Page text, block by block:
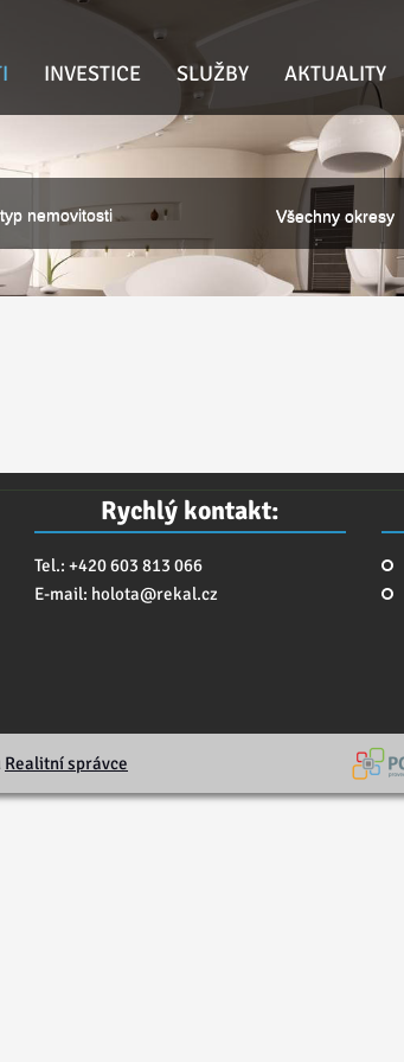
INVESTICE SLUŽBY AKTUALITY
nemovitosti Všechny okresy
Rychlý kontakt:
Tel.: +420 603 813 066
E-mail: holota@rekal.cz
Realitní správce